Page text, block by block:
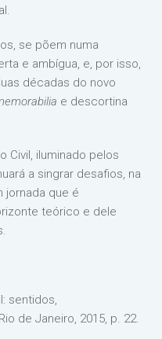
se põem numa
e ambígua, e, por isso,
décadas do novo
e descortina
Civil, iluminado pelos
a singrar desafios, na
jornada que é
teórico e dele
sentidos,
de Janeiro, 2015, p. 22.